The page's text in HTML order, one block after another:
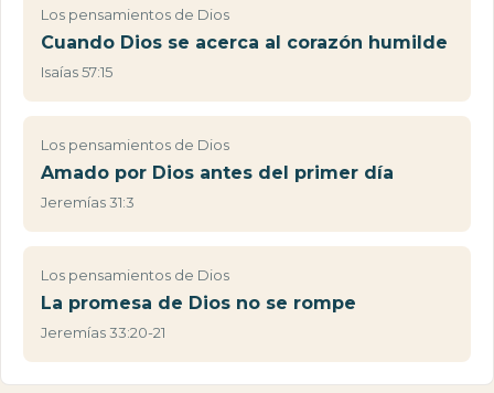
Los pensamientos de Dios
Cuando Dios se acerca al corazón humilde
Isaías 57:15
Los pensamientos de Dios
Amado por Dios antes del primer día
Jeremías 31:3
Los pensamientos de Dios
La promesa de Dios no se rompe
Jeremías 33:20-21